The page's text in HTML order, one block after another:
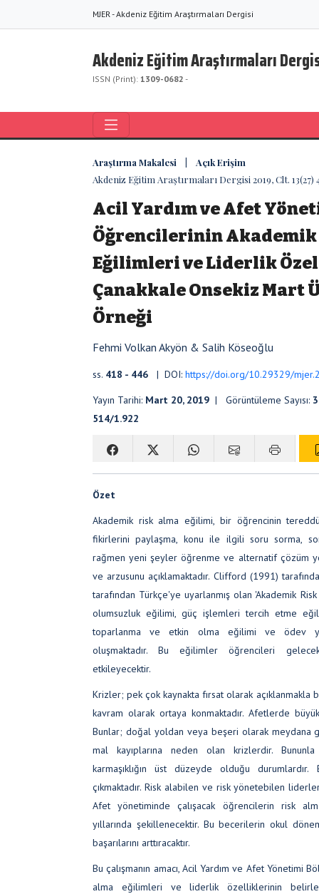
MJER - Akdeniz Eğitim Araştırmaları Dergisi
Akdeniz Eğitim Araştırmaları
ISSN (Print): 1309-0682 -
Araştırma Makalesi | Açık Erişim
Akdeniz Eğitim Araştırmaları Dergisi 2019, Clt. 13(27)
Acil Yardım ve Afet
Öğrencilerinin Akademik
Eğilimleri ve Liderlik
Çanakkale Onsekiz Mart
Örneği
Fehmi Volkan Akyön & Salih Köseoğlu
ss. 418 - 446 | DOI: https://doi.org/10.29329/
Yayın Tarihi: Mart 20, 2019 | Görüntüleme Sayısı:
514/1.922
Özet
Akademik risk alma eğilimi, bir öğrencinin
fikirlerini paylaşma, konu ile ilgili soru sorma,
rağmen yeni şeyler öğrenme ve alternatif çözüm
ve arzusunu açıklamaktadır. Clifford (1991)
tarafından Türkçe'ye uyarlanmış olan 'Akademik Risk
olumsuzluk eğilimi, güç işlemleri tercih etme
toparlanma ve etkin olma eğilimi ve ödev
oluşmaktadır. Bu eğilimler öğrencileri
etkileyecektir.
Krizler; pek çok kaynakta fırsat olarak
kavram olarak ortaya konmaktadır. Afetlerde
Bunlar; doğal yoldan veya beşeri olarak meydana
mal kayıplarına neden olan krizlerdir.
karmaşıklığın üst düzeyde olduğu
çıkmaktadır. Risk alabilen ve risk yönetebilen
Afet yönetiminde çalışacak öğrencilerin risk
yıllarında şekillenecektir. Bu becerilerin okul
başarılarını arttıracaktır.
Bu çalışmanın amacı, Acil Yardım ve Afet Yönetimi
alma eğilimleri ve liderlik özelliklerinin